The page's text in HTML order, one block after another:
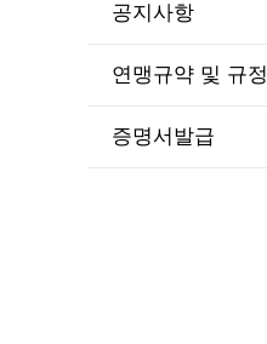
공지사항
연맹규약 및 규정
증명서발급